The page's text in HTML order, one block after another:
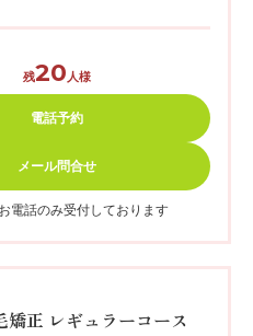
残20人様
電話予約
メール問合せ
電話のみ受付しております
正 レギュラーコース